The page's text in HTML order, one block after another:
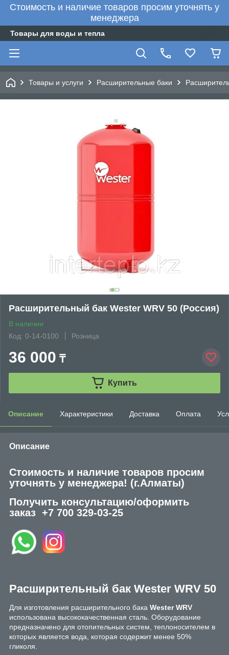
Стоимость и наличие товаров просим уточнять у
менеджера
Товары для воды и тепла
Товары и услуги Расширительные баки
Расширительный бак Wester WRV 50 (Россия)
В наличии
Код: 0-14-0100
Розница
36 000 ₸
Купить
Описание Характеристики Доставка Оплата
Описание
Стоимость и наличие товаров просим
уточнять у менеджера! (г.Алматы)
Получить консультацию/оформить
заказ +7 700 329-03-25
Расширительный бак Wester WRV 50
Для изготовления расширительного бака Wester WRV
использована высококачественная сталь. Оборудование
предназначено для отопительных систем, теплоносителем в
которых является вода, которая содержит менее 50%
гликоля.